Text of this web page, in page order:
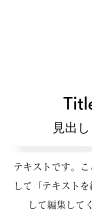
見出
テキストです。こ
して「テキスト
して編集して